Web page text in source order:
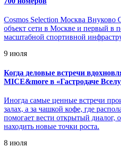
Cosmos Selection Москва
объект сети в Москве и первый в
масштабной спортивной
9 июля
Когда деловые встречи
MICE&more в «Гастродаче
Иногда самые ценные встречи
залах, а за чашкой кофе, где
помогает вести открытый диалог,
находить новые точки роста.
8 июля